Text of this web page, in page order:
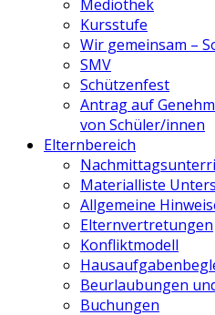
Mediothek
Kursstufe
Wir gemeinsam –
SMV
Schützenfest
Antrag auf
von Schüler/innen
Elternbereich
Materialliste
Allgemeine
Elternvertretungen
Konfliktmodell
Beurlaubungen
Buchungen